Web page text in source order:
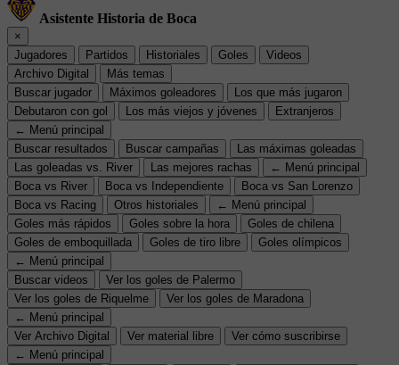
Asistente Historia de Boca
×
Jugadores
Partidos Historiales Goles
Videos
Archivo Digital
Más temas
Buscar jugador
Máximos goleadores
Los que más jugaron
Debutaron con gol
Los más viejos y jóvenes
Extranjeros
← Menú principal
Buscar resultados
Buscar campañas
Las máximas goleadas
Las goleadas vs. River
Las mejores rachas
← Menú principal
Boca vs River
Boca vs Independiente
Boca vs San Lorenzo
Boca vs Racing
Otros historiales
← Menú principal
Goles más rápidos
Goles sobre la hora
Goles de chilena
Goles de emboquillada
Goles de tiro libre
Goles olímpicos
← Menú principal
Buscar videos
Ver los goles de Palermo
Ver los goles de Riquelme
Ver los goles de Maradona
← Menú principal
Ver Archivo Digital
Ver material libre
Ver cómo suscribirse
← Menú principal